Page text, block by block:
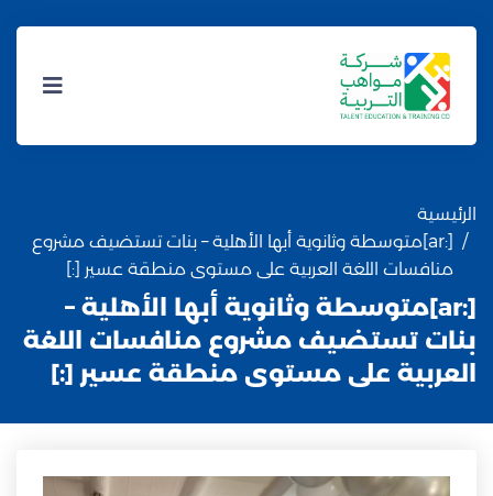
الرئيسية
[:ar]متوسطة وثانوية أبها الأهلية – بنات تستضيف مشروع
منافسات اللغة العربية على مستوى منطقة عسير [:]
[:ar]متوسطة وثانوية أبها الأهلية –
بنات تستضيف مشروع منافسات اللغة
العربية على مستوى منطقة عسير [:]